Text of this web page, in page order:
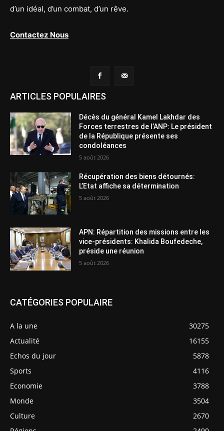
d’un idéal, d’un combat, d’un rêve.
Contactez Nous
ARTICLES POPULAIRES
Décès du général Kamel Lakhdar des
Forces terrestres de l’ANP: Le président
de la République présente ses
condoléances
5 août 2026
Récupération des biens détournés:
L’Etat affiche sa détermination
5 août 2026
APN: Répartition des missions entre les
vice-présidents: Khalida Boufedeche,
préside une réunion
5 août 2026
CATÉGORIES POPULAIRE
A la une
30275
Actualité
16155
Echos du jour
5878
Sports
4116
Economie
3788
Monde
3504
Culture
2670